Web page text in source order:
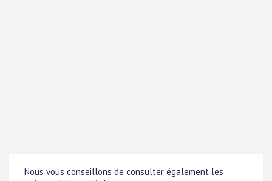
Nous vous conseillons de consulter également les